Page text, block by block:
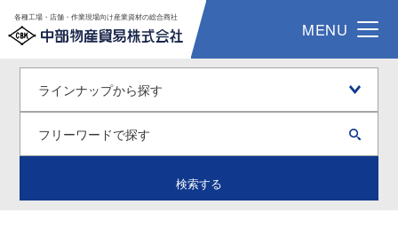
各種工場・店舗・作業現場向け産業資材の総合商社
MENU
検索する